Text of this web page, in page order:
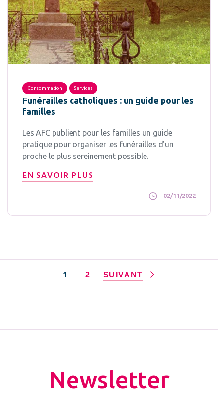
Consommation Services
Funérailles catholiques : un guide pour les
familles
Les AFC publient pour les familles un guide
pratique pour organiser les funérailles d'un
proche le plus sereinement possible.
EN SAVOIR PLUS
02/11/2022
1 2 SUIVANT
Newsletter